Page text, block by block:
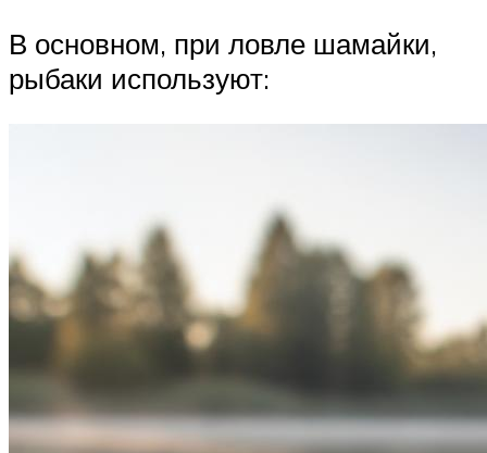
В основном, при ловле шамайки,
рыбаки используют: